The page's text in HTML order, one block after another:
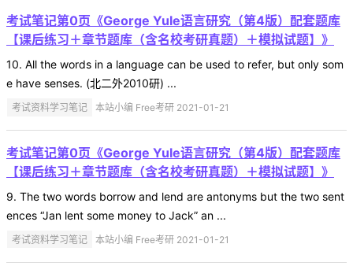
考试笔记第0页《George Yule语言研究（第4版）配套题库
【课后练习＋章节题库（含名校考研真题）＋模拟试题】》
10. All the words in a language can be used to refer, but only som
e have senses. (北二外2010研) ...
考试资料学习笔记 本站小编 Free考研 2021-01-21
考试笔记第0页《George Yule语言研究（第4版）配套题库
【课后练习＋章节题库（含名校考研真题）＋模拟试题】》
9. The two words borrow and lend are antonyms but the two sent
ences “Jan lent some money to Jack” an ...
考试资料学习笔记 本站小编 Free考研 2021-01-21